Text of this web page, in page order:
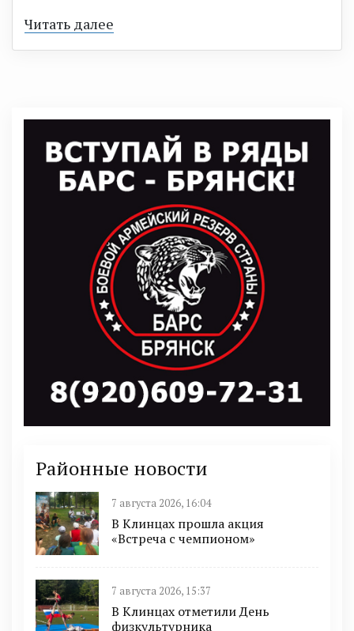
Читать далее
Районные новости
7 августа 2026, 16:04
В Клинцах прошла акция
«Встреча с чемпионом»
7 августа 2026, 15:37
В Клинцах отметили День
физкультурника